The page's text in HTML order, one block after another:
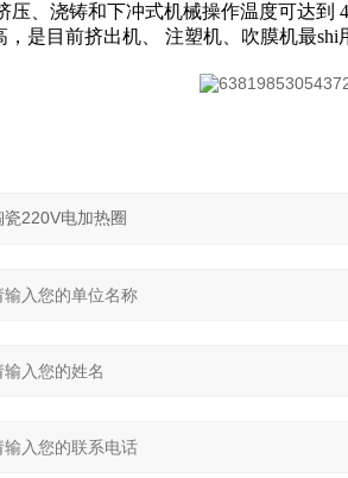
压、浇铸和下冲式机械操作温度可达到
是目前挤出机、 注塑机、吹膜机最shi